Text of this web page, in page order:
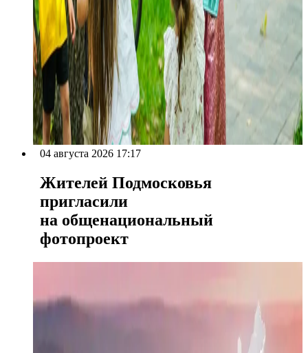
04 августа 2026 17:17
Жителей Подмосковья
пригласили
на общенациональный
фотопроект